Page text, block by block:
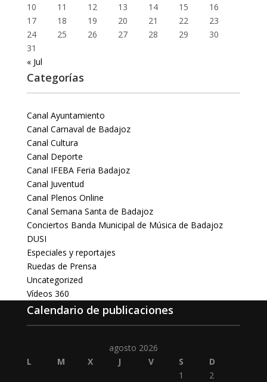
10
11 12 13 14 15
16
17
18 19 20 21 22
23
24
25 26 27 28 29
30
31
« Jul
Categorías
Canal Ayuntamiento
Canal Carnaval de Badajoz
Canal Cultura
Canal Deporte
Canal IFEBA Feria Badajoz
Canal Juventud
Canal Plenos Online
Canal Semana Santa de Badajoz
Conciertos Banda Municipal de Música de Badajoz
DUSI
Especiales y reportajes
Ruedas de Prensa
Uncategorized
Vídeos 360
Calendario de publicaciones
agosto 2026
L
M X J V S
D
1
2